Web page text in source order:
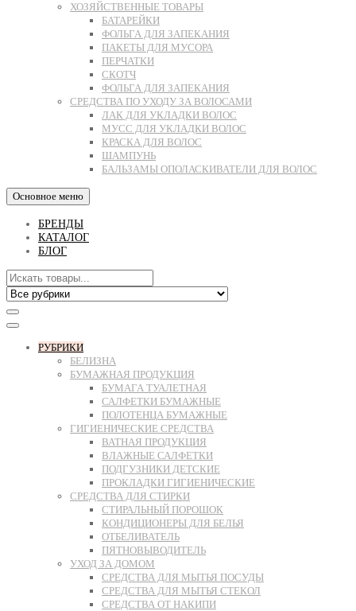
ХОЗЯЙСТВЕННЫЕ ТОВАРЫ
БАТАРЕЙКИ
ФОЛЬГА ДЛЯ ЗАПЕКАНИЯ
ПАКЕТЫ ДЛЯ МУСОРА
ПЕРЧАТКИ
СКОТЧ
ФОЛЬГА ДЛЯ ЗАПЕКАНИЯ
СРЕДСТВА ПО УХОДУ ЗА ВОЛОСАМИ
ЛАК ДЛЯ УКЛАДКИ ВОЛОС
МУСС ДЛЯ УКЛАДКИ ВОЛОС
КРАСКА ДЛЯ ВОЛОС
ШАМПУНЬ
БАЛЬЗАМЫ ОПОЛАСКИВАТЕЛИ ДЛЯ ВОЛОС
Основное меню
БРЕНДЫ
КАТАЛОГ
БЛОГ
РУБРИКИ
БЕЛИЗНА
БУМАЖНАЯ ПРОДУКЦИЯ
БУМАГА ТУАЛЕТНАЯ
САЛФЕТКИ БУМАЖНЫЕ
ПОЛОТЕНЦА БУМАЖНЫЕ
ГИГИЕНИЧЕСКИЕ СРЕДСТВА
ВАТНАЯ ПРОДУКЦИЯ
ВЛАЖНЫЕ САЛФЕТКИ
ПОДГУЗНИКИ ДЕТСКИЕ
ПРОКЛАДКИ ГИГИЕНИЧЕСКИЕ
СРЕДСТВА ДЛЯ СТИРКИ
СТИРАЛЬНЫЙ ПОРОШОК
КОНДИЦИОНЕРЫ ДЛЯ БЕЛЬЯ
ОТБЕЛИВАТЕЛЬ
ПЯТНОВЫВОДИТЕЛЬ
УХОД ЗА ДОМОМ
СРЕДСТВА ДЛЯ МЫТЬЯ ПОСУДЫ
СРЕДСТВА ДЛЯ МЫТЬЯ СТЕКОЛ
СРЕДСТВА ОТ НАКИПИ